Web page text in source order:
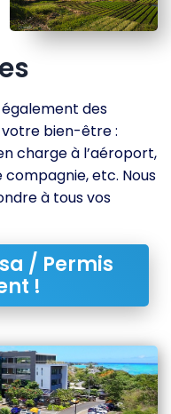
des
bien-être :
charge à l’aéroport,
etc. Nous
à tous vos
/ Permis
!